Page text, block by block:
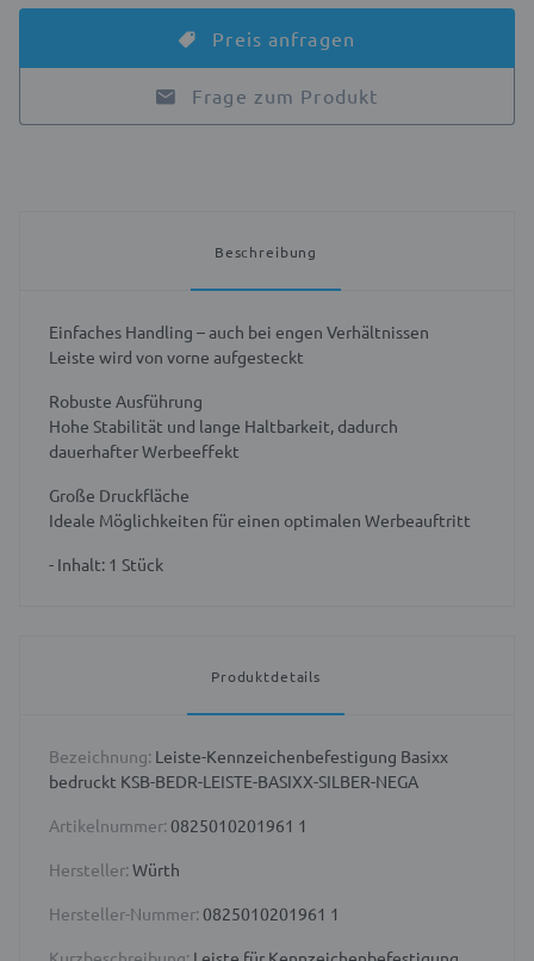
Preis anfragen
Frage zum Produkt
Beschreibung
Einfaches Handling – auch bei engen Verhältnissen
Leiste wird von vorne aufgesteckt
Robuste Ausführung
Hohe Stabilität und lange Haltbarkeit, dadurch
dauerhafter Werbeeffekt
Große Druckfläche
Ideale Möglichkeiten für einen optimalen Werbeauftritt
- Inhalt: 1 Stück
Produktdetails
Bezeichnung: Leiste-Kennzeichenbefestigung Basixx
bedruckt KSB-BEDR-LEISTE-BASIXX-SILBER-NEGA
Artikelnummer: 0825010201961 1
Hersteller: Würth
Hersteller-Nummer: 0825010201961 1